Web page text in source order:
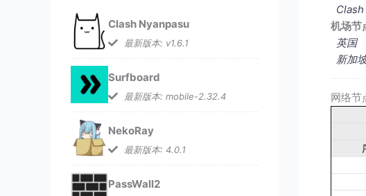
Clash Nyanpasu
最新版本: v1.6.1
Surfboard
最新版本: mobile-2.32.4
NekoRay
最新版本: 4.0.1
PassWall2
Clash
机场节
英国
新加
网络节